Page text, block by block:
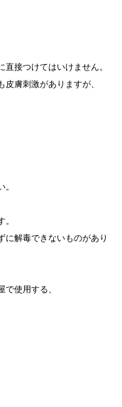
接つけてはいけません。
膚刺激がありますが、
に解毒できないものがあり
使用する、